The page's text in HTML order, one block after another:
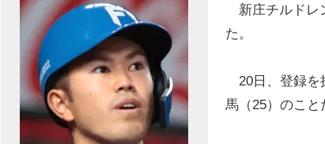
新庄チルドレ
た。
20日、登録を
馬（25）のこと